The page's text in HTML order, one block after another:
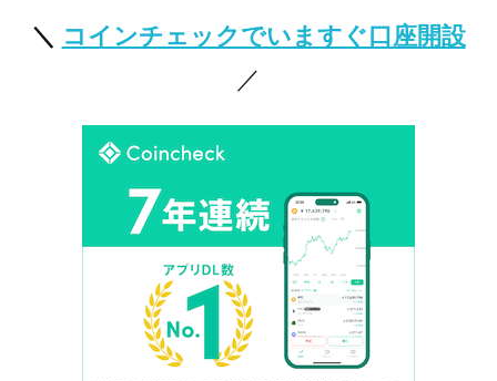
＼ コインチェックでいますぐ口座開設
／